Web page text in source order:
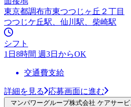
東京都調布市東つつじヶ丘２丁目
つつじケ丘駅、仙川駅、柴崎駅
シフト
1日8時間 週3日からOK
交通費支給
詳細を見る 応募画面に進む
マンパワーグループ株式会社 ケアサー